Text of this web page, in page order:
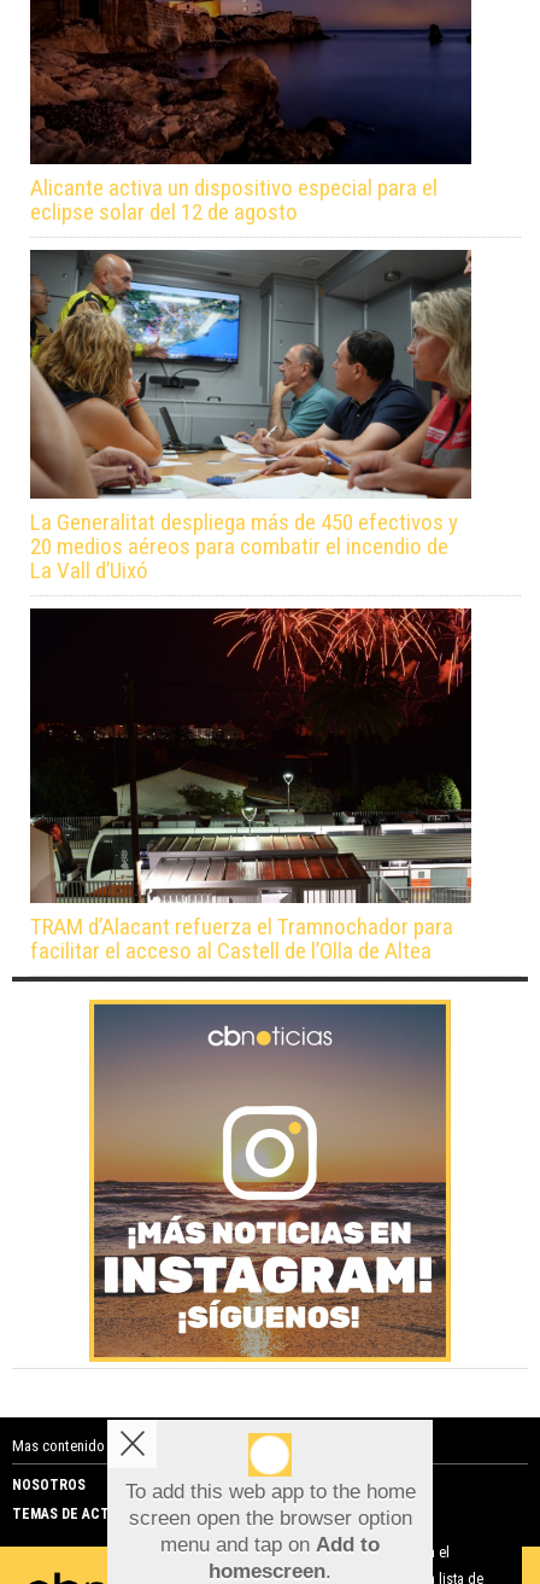
Alicante activa un dispositivo especial para el
eclipse solar del 12 de agosto
La Generalitat despliega más de 450 efectivos y
20 medios aéreos para combatir el incendio de
La Vall d’Uixó
TRAM d’Alacant refuerza el Tramnochador para
facilitar el acceso al Castell de l’Olla de Altea
Mas contenido de Costa Blanca Noticias:
NOSOTROS
PUBLICIDAD
TEMAS DE ACTUALIDAD
To add this web app to the home
screen open the browser option
menu and tap on Add to
homescreen.
Aviso sobre el Uso de cookies:
Utilizamos cookies nuestras y de terceros para el
funcionamiento del digital. Puedes consultar la lista de